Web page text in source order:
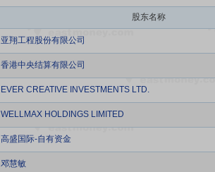
股东名称
亚翔工程股份有限公司
香港中央结算有限公司
EVER CREATIVE INVESTMENTS LTD.
WELLMAX HOLDINGS LIMITED
高盛国际-自有资金
邓慧敏